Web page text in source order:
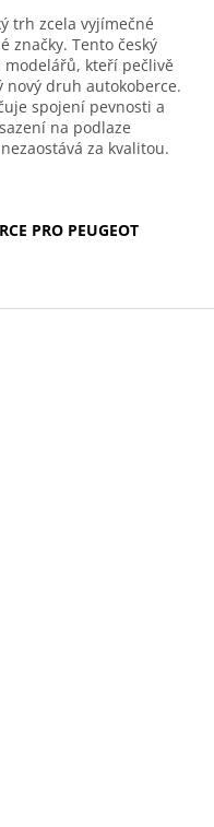
trh zcela vyjímečné
značky. Tento český
modelářů, kteří pečlivě
nový druh autokoberce.
spojení pevnosti a
na podlaze
za kvalitou.
PRO PEUGEOT